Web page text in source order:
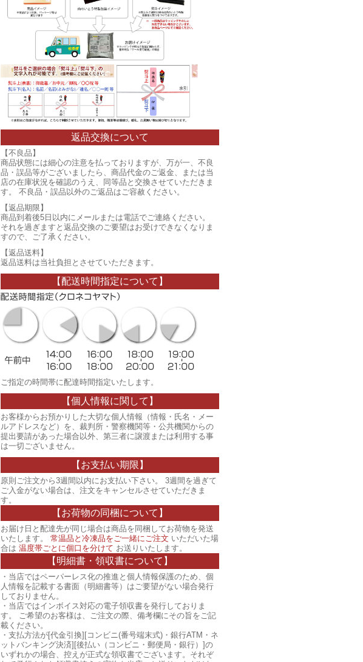
返品交換について
【不良品】
商品状態には細心の注意を払っておりますが、万が一、不良
品・誤品等がございましたら、商品代金のご返金、または当
店の在庫状況を確認のうえ、同等品と交換させていただきま
す。 不良品・誤品以外のご返品はご容赦ください。
【返品期限】
商品到着後5日以内にメールまたは電話でご連絡ください。
それを過ぎますと返品交換のご要望はお受けできなくなりま
すので、ご了承ください。
【返品送料】
返品送料は当社負担とさせていただきます。
【配送時間指定について】
ご指定の時間帯に配達時間指定いたします。
【個人情報に関して】
お客様からお預かりした大切な個人情報（情報・氏名・メー
ルアドレスなど）を、裁判所・警察機関等・公共機関からの
提出要請があった場合以外、第三者に譲渡または利用する事
は一切ございません。
【お支払い期限】
原則ご注文から3週間以内にお支払い下さい。 3週間を過ぎて
ご入金がない場合は、注文をキャンセルさせていただきま
す。
【お荷物の同梱について】
お届け日と配達先が同じ場合は商品を同梱してお荷物を発送
いたします。 常温品と冷凍品をご一緒にご注文 いただいた場
合は 温度帯ごとに個口を分けて お送りいたします。
【明細書・領収書について】
・当店ではペーパーレス化の推進と個人情報保護のため、個
人情報を記載する書面（明細書等）はご要望がない場合発行
しておりません。
・当店ではインボイス対応の電子領収書を発行しておりま
す。 ご希望のお客様は、ご注文の際、備考欄にその旨をご記
載ください。
・支払方法が[代金引換][コンビニ(番号端末式)・銀行ATM・ネ
ットバンキング決済][後払い（コンビニ・郵便局・銀行）]の
いずれかの場合、控えが正式な領収書でございます。それぞ